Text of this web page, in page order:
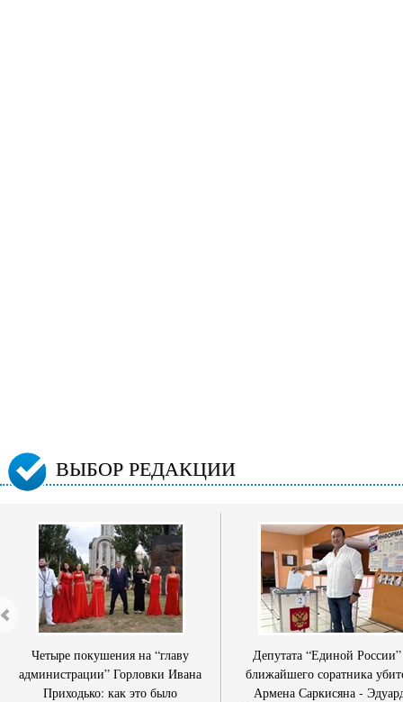
ВЫБОР РЕДАКЦИИ
Четыре покушения на “главу
администрации” Горловки Ивана
Приходько: как это было
Депутата “Единой
ближайшего соратника
Армена Саркисяна -